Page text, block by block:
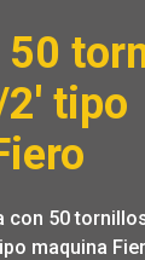
50
tipo
con 50
maquina